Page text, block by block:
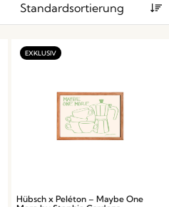
Stöbern Sie in unserer
an Wanddekorationen und
Wände zum Leben.
Hübsch x Peléton – Maybe One